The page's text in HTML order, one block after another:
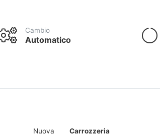
Cambio
Automatico
Nuova Carrozzeria